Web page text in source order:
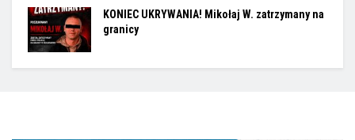
KONIEC UKRYWANIA! Mikołaj W. zatrzymany na
granicy